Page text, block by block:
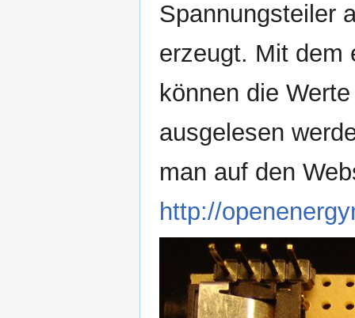
Spannungsteiler
erzeugt. Mit dem
können die
ausgelesen
man auf den
http://